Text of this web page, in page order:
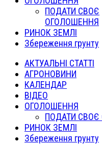
ПОДАТИ СВОЄ
ОГОЛОШЕННЯ
РИНОК ЗЕМЛІ
Збереження грунту
АКТУАЛЬНІ СТАТТІ
АГРОНОВИНИ
КАЛЕНДАР
ВІДЕО
ОГОЛОШЕННЯ
ПОДАТИ
РИНОК ЗЕМЛІ
Збереження грунту